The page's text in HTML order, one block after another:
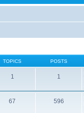
TOPICS POSTS
1 1
67 596